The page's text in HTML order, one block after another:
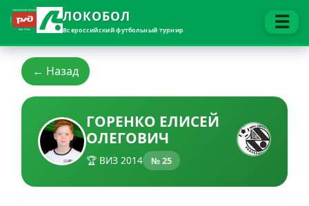
ЛОКОБОЛ
Всероссийский футбольный турнир ☰
← Назад
ГОРЕНКО ЕЛИСЕЙ
ОЛЕГОВИЧ
🏆 ВИЗ 2014 № 25